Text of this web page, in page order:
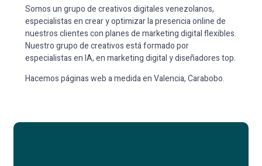
Somos un grupo de creativos digitales venezolanos,
especialistas en crear y optimizar la presencia online de
nuestros clientes con planes de marketing digital flexibles.
Nuestro grupo de creativos está formado por
especialistas en IA, en marketing digital y diseñadores top.
Hacemos páginas web a medida en Valencia, Carabobo.